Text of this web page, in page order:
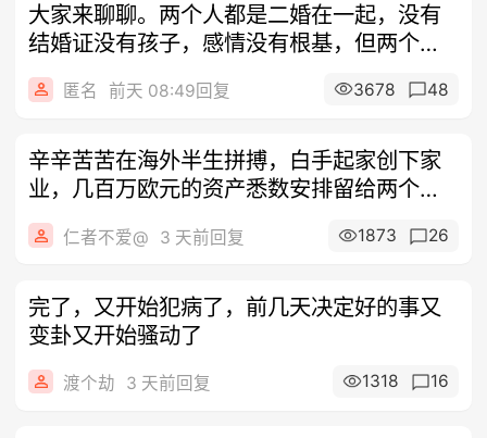
大家来聊聊。两个人都是二婚在一起，没有
结婚证没有孩子，感情没有根基，但两个人
目前
匿名 前天 08:49回复 3678 48
辛辛苦苦在海外半生拼搏，白手起家创下家
业，几百万欧元的资产悉数安排留给两个孩
子，
仁者不爱@ 3 天前回复 1873 26
完了，又开始犯病了，前几天决定好的事又
变卦又开始骚动了
渡个劫 3 天前回复 1318 16